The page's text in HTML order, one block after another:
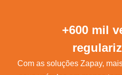
+600 mil
Com as soluções Zapay,